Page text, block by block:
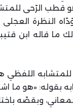
قطب الرّحى
النظرة
بقوله: «هو ما
وبقصّه